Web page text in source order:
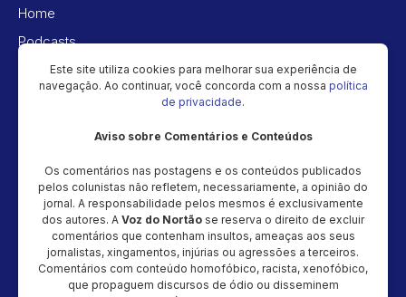
Home
Podcasts
Vídeos
Política de privacidade
Newsletter
Cadastre seu e-mail e receba as novidades!
Cadastrar
Este site utiliza cookies para melhorar sua experiência de
navegação. Ao continuar, você concorda com a nossa política
de privacidade.
Aviso sobre Comentários e Conteúdos
Os comentários nas postagens e os conteúdos publicados
pelos colunistas não refletem, necessariamente, a opinião do
jornal. A responsabilidade pelos mesmos é exclusivamente
dos autores. A Voz do Nortão se reserva o direito de excluir
comentários que contenham insultos, ameaças aos seus
jornalistas, xingamentos, injúrias ou agressões a terceiros.
Comentários com conteúdo homofóbico, racista, xenofóbico,
que propaguem discursos de ódio ou disseminem